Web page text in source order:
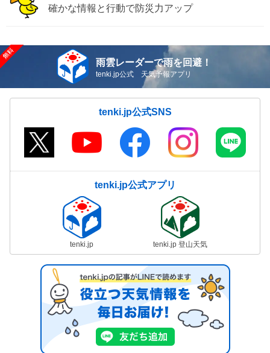
確かな情報と行動で防災力アップ
雨雲レーダーで雨を回避！
tenki.jp公式 天気予報アプリ
tenki.jp公式SNS
tenki.jp公式アプリ
tenki.jp tenki.jp 登山天気